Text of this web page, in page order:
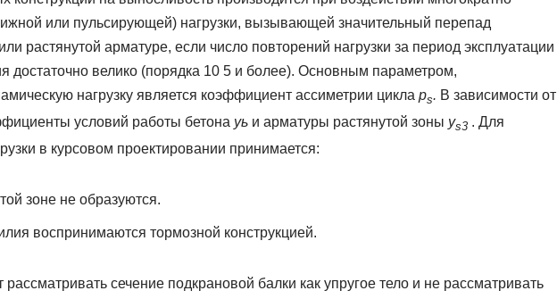
или пульсирующей) нагрузки, вызывающей значительный перепад
растянутой арматуре, если число повторений нагрузки за период эксплуатации
достаточно велико (порядка 10 5 и более). Основным параметром,
нагрузку является коэффициент ассиметрии цикла ps. В зависимости от
условий работы бетона уьи арматуры растянутой зоны ys3. Для
в курсовом проектировании принимается:
зоне не образуются.
воспринимаются тормозной конструкцией.
сечение подкрановой балки как упругое тело и не рассматри­вать